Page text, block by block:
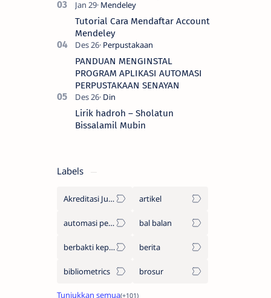
Tutorial Cara Mendaftar Account
Mendeley
PANDUAN MENGINSTAL
PROGRAM APLIKASI AUTOMASI
PERPUSTAKAAN SENAYAN
Lirik hadroh – Sholatun
Bissalamil Mubin
Labels
Akreditasi Jurnal artikel
automasi perpustakaan bal balan
berbakti kepada orang tua berita
bibliometrics brosur